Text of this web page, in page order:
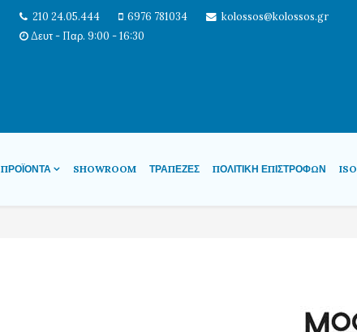
210 24.05.444 6976 781034
kolossos@kolossos.gr
Δευτ - Παρ. 9:00 - 16:30
ΠΡΟΪΌΝΤΑ SHOWROOM ΤΡΆΠΕΖΕΣ ΠΟΛΙΤΙΚΉ ΕΠΙΣΤΡΟΦΏΝ ISO